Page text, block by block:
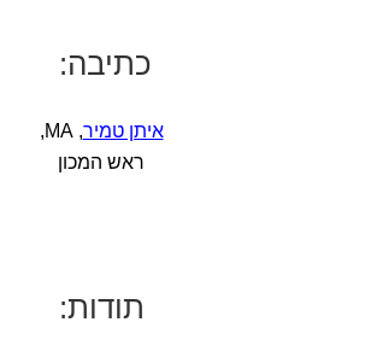
כתיבה:
איתן טמיר, MA,
ראש המכון
תודות: